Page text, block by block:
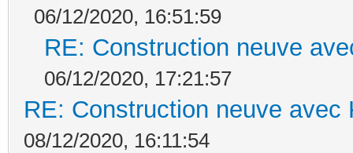
06/12/2020, 16:51:59
RE: Construction neuve
06/12/2020, 17:21:57
RE: Construction neuve avec
08/12/2020, 16:11:54